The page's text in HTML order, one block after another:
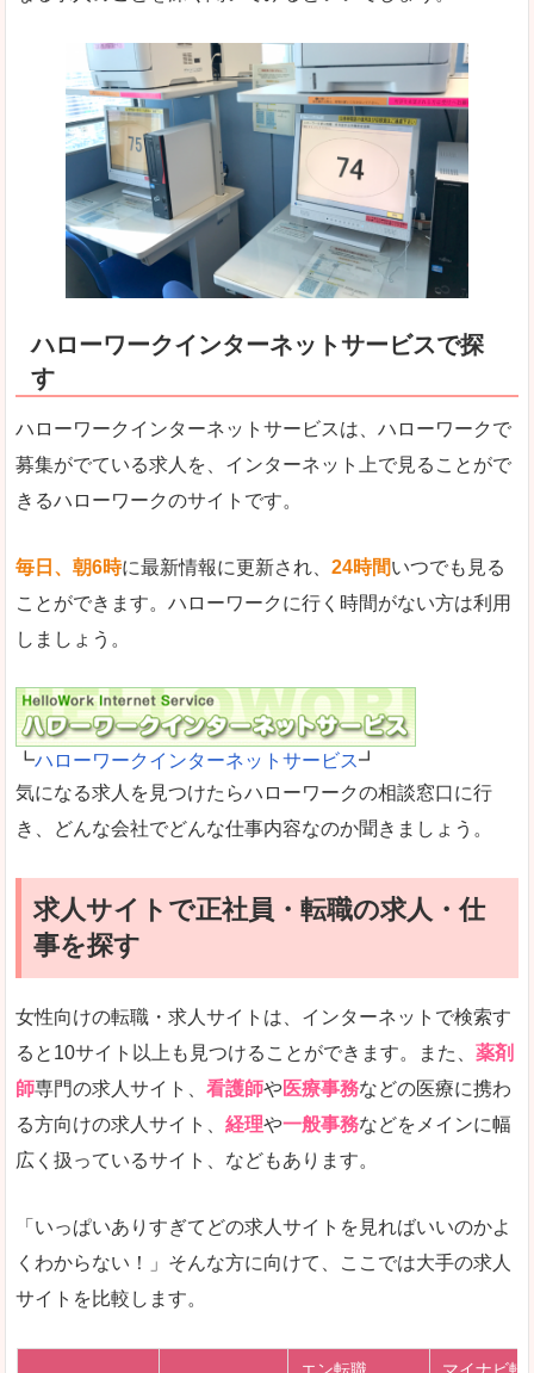
ハローワークインターネットサービスで探
す
ハローワークインターネットサービスは、ハローワークで
募集がでている求人を、インターネット上で見ることがで
きるハローワークのサイトです。
毎日、朝6時に最新情報に更新され、 24時間いつでも見る
ことができます。ハローワークに行く時間がない方は利用
しましょう。
┗ハローワークインターネットサービス┛
気になる求人を見つけたらハローワークの相談窓口に行
き、どんな会社でどんな仕事内容なのか聞きましょう。
求人サイトで正社員・転職の求人・仕
事を探す
女性向けの転職・求人サイトは、インターネットで検索す
ると10サイト以上も見つけることができます。また、 薬剤
師専門の求人サイト、 看護師や医療事務などの医療に携わ
る方向けの求人サイト、 経理や一般事務などをメインに幅
広く扱っているサイト、などもあります。
「いっぱいありすぎてどの求人サイトを見ればいいのかよ
くわからない！」そんな方に向けて、ここでは大手の求人
サイトを比較します。